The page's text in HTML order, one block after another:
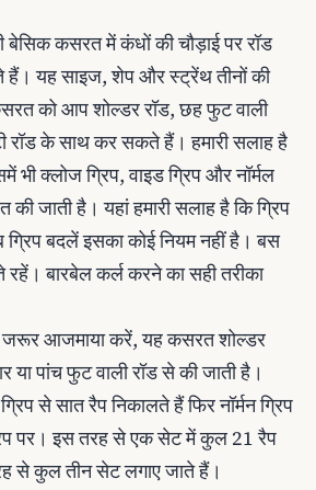
बेसिक कसरत में कंधों की चौड़ाई पर रॉड
यह साइज, शेप और स्ट्रेंथ तीनों की
को आप शोल्डर रॉड, छह फुट वाली
रॉड के साथ कर सकते हैं। हमारी सलाह है
भी क्लोज ग्रिप, वाइड ग्रिप और नॉर्मल
जाती है। यहां हमारी सलाह है कि ग्रिप
बदलें इसका कोई नियम नहीं है। बस
रहें। बारबेल कर्ल करने का सही तरीका
जरूर आजमाया करें, यह कसरत शोल्डर
या पांच फुट वाली रॉड से की जाती है।
से सात रैप निकालते हैं फिर नॉर्मन ग्रिप
पर। इस तरह से एक सेट में कुल 21 रैप
से कुल तीन सेट लगाए जाते हैं।